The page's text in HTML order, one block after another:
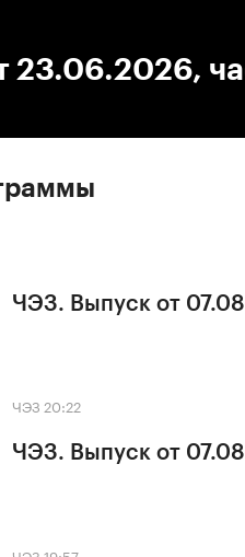
23.06.2026,
ЧЭЗ. Выпуск от
ЧЭЗ 20:22
ЧЭЗ. Выпуск от